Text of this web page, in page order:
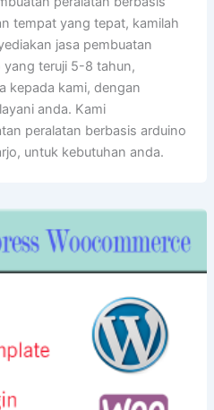
tempat yang tepat, kamilah
jasa pembuatan
yang teruji 5-8 tahun,
kepada kami, dengan
anda. Kami
peralatan berbasis arduino
untuk kebutuhan anda.